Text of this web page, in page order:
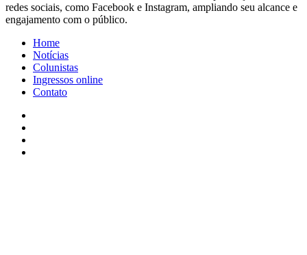
redes sociais, como Facebook e Instagram, ampliando seu alcance e
engajamento com o público.
Home
Notícias
Colunistas
Ingressos online
Contato